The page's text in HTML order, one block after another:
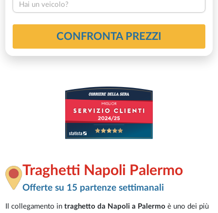
Hai un veicolo?
CONFRONTA PREZZI
Traghetti Napoli Palermo
Offerte su 15 partenze settimanali
Il collegamento intraghetto da Napoli a Palermo è uno dei più